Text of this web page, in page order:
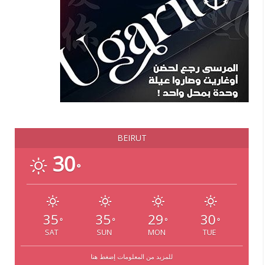
BEIRUT
30°
35 °
SAT
35 °
SUN
29 °
MON
30 °
TUE
للمزيد من المعلومات إضغط هنا